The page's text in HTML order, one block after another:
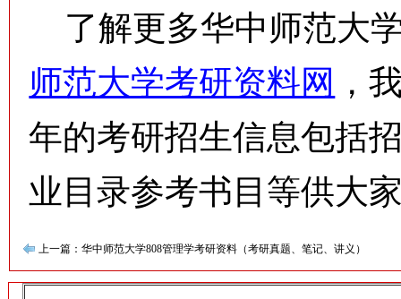
了解更多华中师范大
师范大学考研资料网 ，
年的考研招生信息包括
业目录参考书目等供大
上一篇：华中师范大学808管理学考研资料（考研真题、笔记、讲义）
下一篇：2026年华